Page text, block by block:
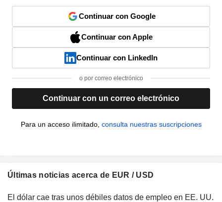
Continuar con Google
Continuar con Apple
Continuar con LinkedIn
o por correo electrónico
Continuar con un correo electrónico
Para un acceso ilimitado, consulta nuestras suscripciones
Últimas noticias acerca de EUR / USD
El dólar cae tras unos débiles datos de empleo en EE. UU.